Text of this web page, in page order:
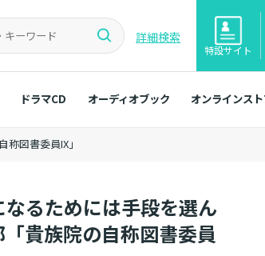
詳細検索
特設サイト
ドラマCD オーディオブック オンラインス
図書委員IX」
るためには手段を選ん
貴族院の自称図書委員